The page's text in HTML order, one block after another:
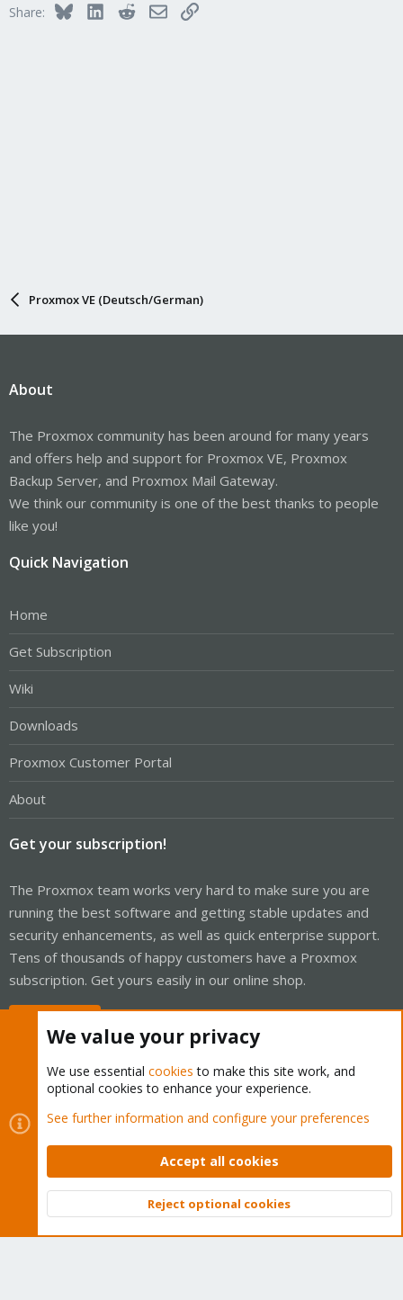
Share: BlueskyLinkedInRedditEmailLink
Proxmox VE (Deutsch/German)
About
The Proxmox community has been around for many years
and offers help and support for Proxmox VE, Proxmox
Backup Server, and Proxmox Mail Gateway.
We think our community is one of the best thanks to people
like you!
Quick Navigation
Home
Get Subscription
Wiki
Downloads
Proxmox Customer Portal
About
Get your subscription!
The Proxmox team works very hard to make sure you are
running the best software and getting stable updates and
security enhancements, as well as quick enterprise support.
Tens of thousands of happy customers have a Proxmox
subscription. Get yours easily in our online shop.
Cookies
Proxmox Support Forum - Light Mode
Contact us
Terms and rules Privacy policy Help Home
Community platform by XenForo © 2010-2026 XenForo Ltd.
Top
We value your privacy
We use essential cookies to make this site work, and
optional cookies to enhance your experience.
See further information and configure your preferences
Accept all cookies
Reject optional cookies